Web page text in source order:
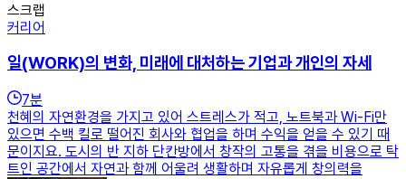
스크랩
커리어
일(WORK)의 변화, 미래에 대처하는 기업과 개인의 자세
7분
천혜의 자연환경을 가지고 있어 스트레스가 적고, 노트북과 Wi-Fi만
있으면 수백 킬로 떨어진 회사와 협업을 하며 수익을 얻을 수 있기 때
문이지요. 도시의 반 지하 단칸방에서 창작의 고통을 겪을 비용으로 탁
트인 공간에서 자연과 함께 어울려 생활하며 자유롭게 창의력을